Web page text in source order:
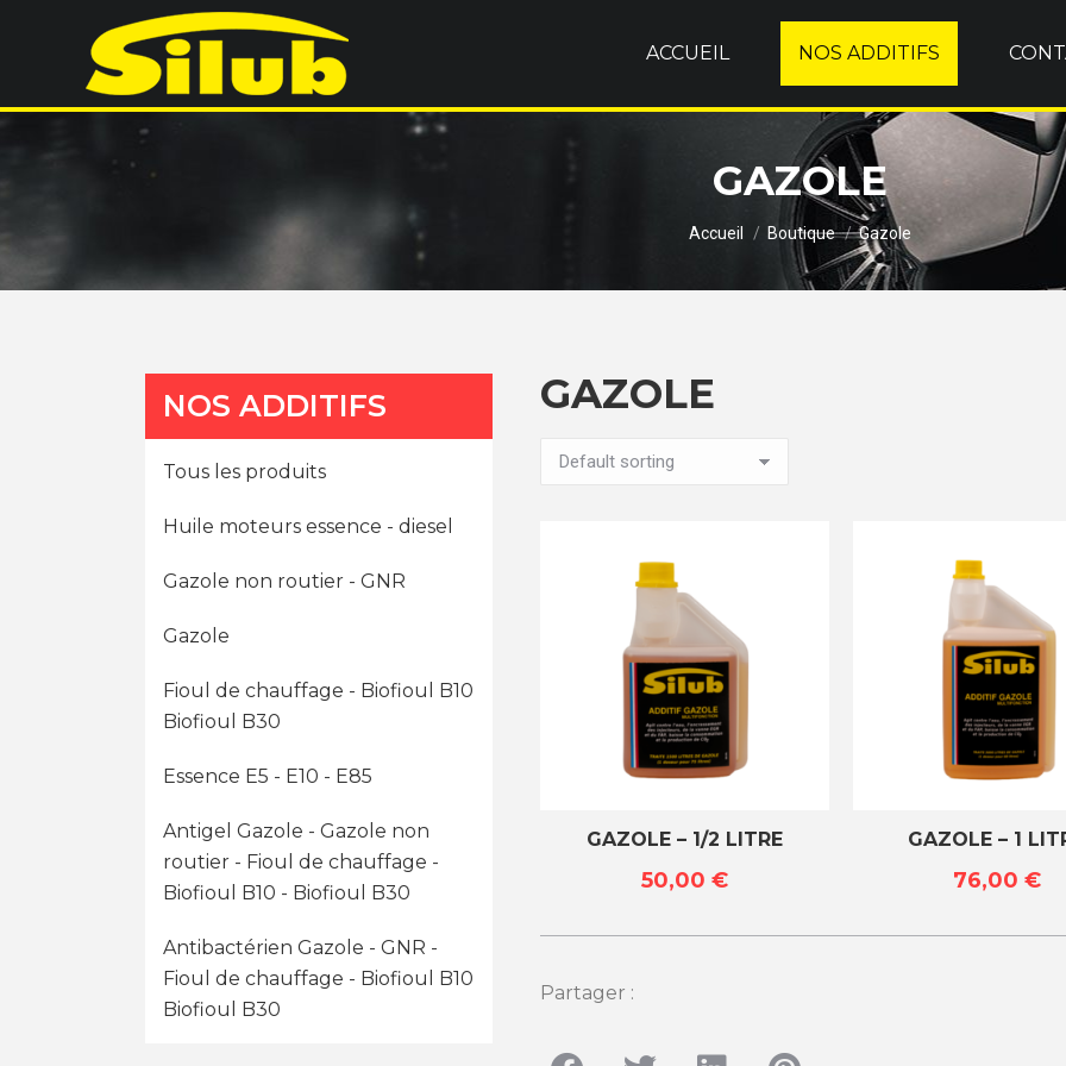
ACCUEIL NOS ADDITIFS
GAZOLE
Vous êtes ici :
Accueil Boutique Gazole
NOS ADDITIFS
Tous les produits
Huile moteurs essence - diesel
Gazole non routier - GNR
Gazole
Fioul de chauffage - Biofioul B10
Biofioul B30
Essence E5 - E10 - E85
Antigel Gazole - Gazole non
routier - Fioul de chauffage -
Biofioul B10 - Biofioul B30
Antibactérien Gazole - GNR -
Fioul de chauffage - Biofioul B10
Biofioul B30
GAZOLE
GAZOLE – 1/2 LITRE
50,00 €
GAZOLE – 1
76,00 €
Partager :